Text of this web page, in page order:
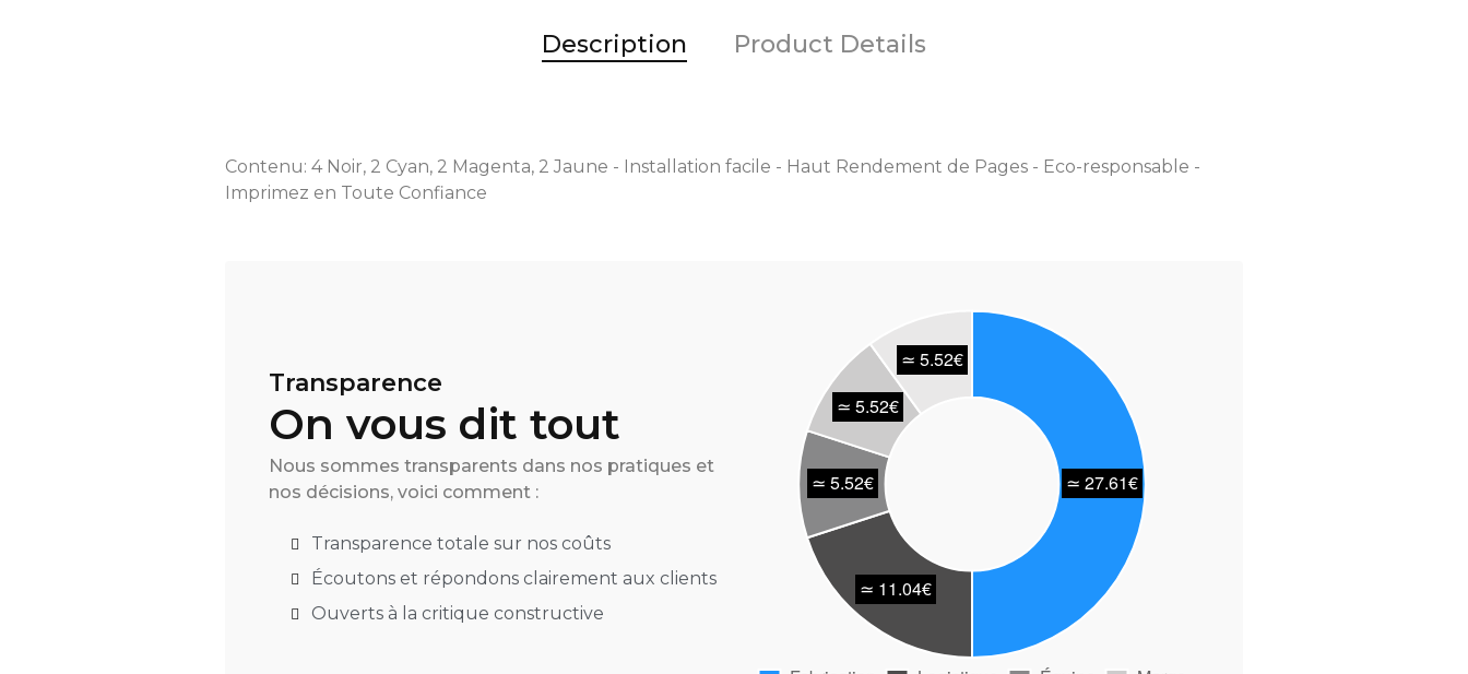
Description Product Details
Contenu: 4 Noir, 2 Cyan, 2 Magenta, 2 Jaune - Installation facile - Haut Rendement de Pages - Eco-responsable -
Imprimez en Toute Confiance
Transparence
On vous dit tout
Nous sommes transparents dans nos pratiques et
nos décisions, voici comment :
Transparence totale sur nos coûts
Écoutons et répondons clairement aux clients
Ouverts à la critique constructive